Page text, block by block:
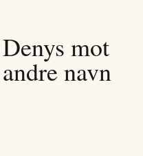
Denys mot
andre navn